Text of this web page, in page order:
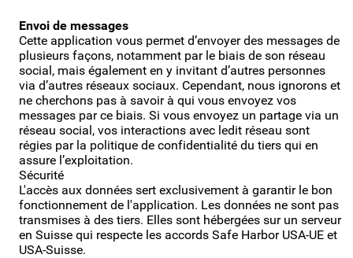
Envoi de messages
Cette application vous permet d’envoyer des messages de
plusieurs façons, notamment par le biais de son réseau
social, mais également en y invitant d’autres personnes
via d’autres réseaux sociaux. Cependant, nous ignorons et
ne cherchons pas à savoir à qui vous envoyez vos
messages par ce biais. Si vous envoyez un partage via un
réseau social, vos interactions avec ledit réseau sont
régies par la politique de confidentialité du tiers qui en
assure l’exploitation.
Sécurité
L'accès aux données sert exclusivement à garantir le bon
fonctionnement de l'application. Les données ne sont pas
transmises à des tiers. Elles sont hébergées sur un serveur
en Suisse qui respecte les accords Safe Harbor USA-UE et
USA-Suisse.